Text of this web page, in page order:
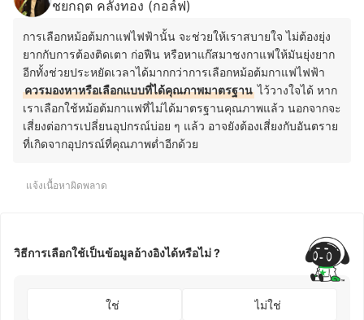
ชยกฤต คลังทอง (กอล์ฟ)
การเลือกหม้อต้มกาแฟไฟฟ้านั้น จะช่วยให้เราสบายใจ ไม่ต้องยุ่ง
ยากกับการต้องติดเตา ก่อฟืน หรือหาแก๊สมาชงกาแฟให้มันยุ่งยาก
อีกทั้งช่วยประหยัดเวลาได้มากกว่าการเลือกหม้อต้มกาแฟไฟฟ้า
ควรมองหาหรือเลือกแบบที่ได้คุณภาพมาตรฐาน ไว้วางใจได้ หาก
เราเลือกใช้หม้อต้มกาแฟที่ไม่ได้มาตรฐานคุณภาพแล้ว นอกจากจะ
เสี่ยงต่อการเปลี่ยนอุปกรณ์บ่อย ๆ แล้ว อาจยังต้องเสี่ยงกับอันตราย
ที่เกิดจากอุปกรณ์ที่คุณภาพต่ำอีกด้วย
แจ้งเนื้อหาผิดพลาด
วิธีการเลือกใช้เป็นข้อมูลอ้างอิงได้หรือไม่ ?
ใช่ ไม่ใช่